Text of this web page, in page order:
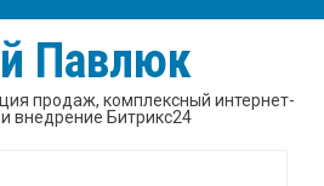
Павлюк
продаж, комплексный интернет-
внедрение Битрикс24